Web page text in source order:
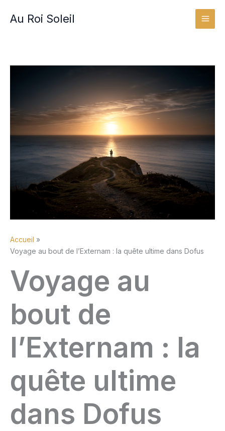
Au Roi Soleil
Accueil
Voyage au bout de l’Externam : la quête ultime dans Dofus
Voyage au
bout de
l’Externam : la
quête ultime
dans Dofus